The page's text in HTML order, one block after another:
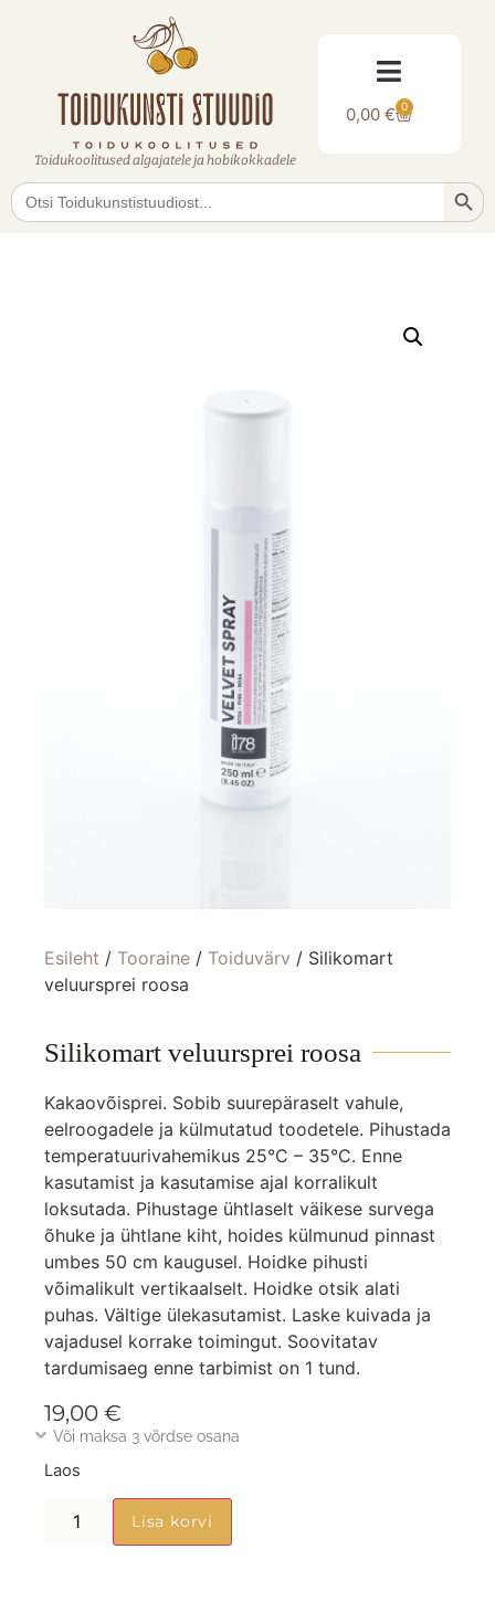
Toidukoolitused algajatele ja hobikokkadele
0,00€ 0
Search
for:
Esileht / Tooraine / Toiduvärv / Silikomart
veluursprei roosa
Silikomart veluursprei roosa
Kakaovõisprei. Sobib suurepäraselt vahule,
eelroogadele ja külmutatud toodetele. Pihustada
temperatuurivahemikus 25°C – 35°C. Enne
kasutamist ja kasutamise ajal korralikult
loksutada. Pihustage ühtlaselt väikese survega
õhuke ja ühtlane kiht, hoides külmunud pinnast
umbes 50 cm kaugusel. Hoidke pihusti
võimalikult vertikaalselt. Hoidke otsik alati
puhas. Vältige ülekasutamist. Laske kuivada ja
vajadusel korrake toimingut. Soovitatav
tardumisaeg enne tarbimist on 1 tund.
19,00 €
Või maksa 3 võrdse osana
Laos
Lisa korvi